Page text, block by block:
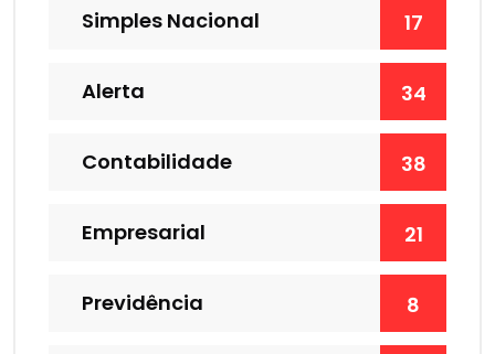
Simples Nacional 17
Alerta 34
Contabilidade 38
Empresarial 21
Previdência 8